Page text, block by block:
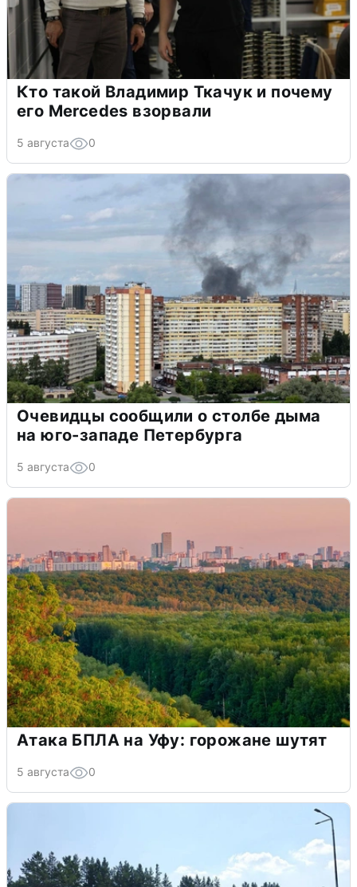
Кто такой Владимир Ткачук и почему
его Mercedes взорвали
5 августа 0
Очевидцы сообщили о столбе дыма
на юго-западе Петербурга
5 августа 0
Атака БПЛА на Уфу: горожане шутят
5 августа 0